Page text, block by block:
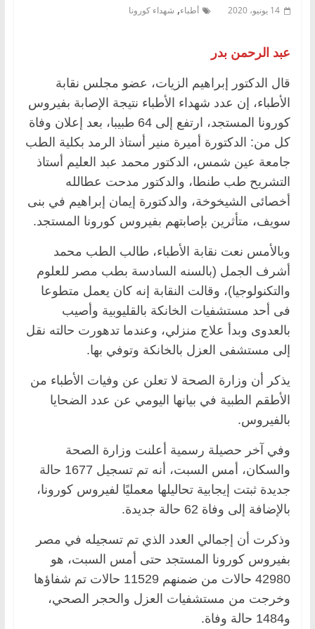
14 يونيو، 2020 أطباء, شهداء كورونا
عبد الرحمن بدر
قال الدكتور إبراهيم الزيات، عضو مجلس نقابة
الأطباء، إن عدد شهداء الأطباء نتيجة الإصابة بفيروس
كورونا المستجد، ارتفع إلى 64 طبيبا، بعد إعلان وفاة
كل من: الدكتورة أميرة منير أستاذ الرمد بكلية الطب
جامعة عين شمس، الدكتور محمد عبد العليم أستاذ
التشريح طب طنطا، والدكتور مدحت عطالله
أخصائى الشيخوخة، والدكتورة إيمان إبراهيم في بنى
سويف، متأثرين بإصابتهم بفيروس كورونا المستجد.
وبالأمس نعت نقابة الأطباء، طالب الطب محمد
أشرف الجمل (بالسنه السادسة بطب مصر للعلوم
والتكنولوجيا)، وقالت النقابة إنه كان يعمل متطوعا
فى أحد مستشفيات الخانكة بالقليوبية وأصيب
بالعدوى وبدأ علاج منزلي، وعندما تدهورت حالته نقل
إلى مستشفى العزل بالخانكة وتوفي بها.
يذكر أن وزارة الصحة لا تعلن عن وفيات الأطباء من
الأطقم الطبية في بيانها اليومي عن عدد الضحايا
بالفيروس.
وفي آخر حصيلة رسمية أعلنت وزارة الصحة
والسكان، أمس السبت، أنه تم تسجيل 1677 حالة
جديدة ثبتت إيجابية تحاليلها معمليًا لفيروس كورونا،
بالإضافة إلى وفاة 62 حالة جديدة.
وذكرت أن إجمالي العدد الذي تم تسجيله في مصر
بفيروس كورونا المستجد حتى أمس السبت، هو
42980 حالات من ضمنهم 11529 حالات تم شفاؤها
وخرجت من مستشفيات العزل والحجر الصحي،
و1484 حالة وفاة.